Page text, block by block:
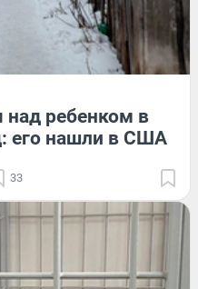
над ребенком в
его нашли в США
33